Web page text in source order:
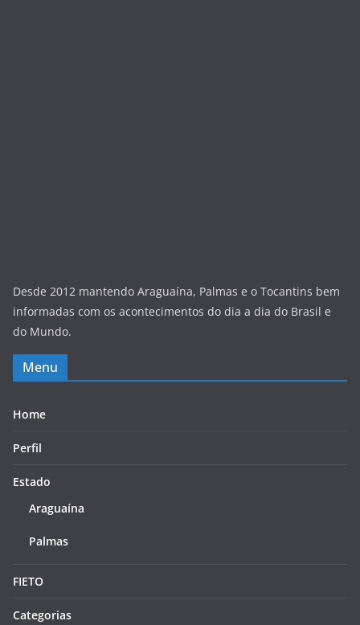
Desde 2012 mantendo Araguaína, Palmas e o Tocantins bem
informadas com os acontecimentos do dia a dia do Brasil e
do Mundo.
Menu
Home
Perfil
Estado
Araguaína
Palmas
FIETO
Categorias